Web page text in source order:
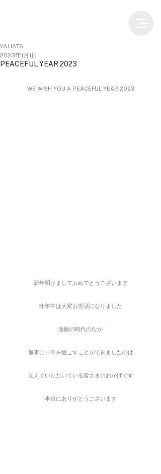
PEACEFUL YEAR 2023
YAHATA
2023年1月1日
WE WISH YOU A PEACEFUL YEAR 2023
新年明けましておめでとうございます
昨年中は大変お世話になりました
激動の時代のなか
無事に一年を過ごすことができましたのは
支えていただいている皆さまのおかげです
本当にありがとうございます